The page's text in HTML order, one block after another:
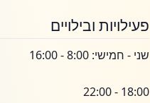
פעילויות ובילויים
שני - חמישי: 8:00 - 16:00
18:00 - 22:00